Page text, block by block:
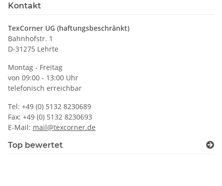
Kontakt
TexCorner UG (haftungsbeschränkt)
Bahnhofstr. 1
D-31275 Lehrte
Montag - Freitag
von 09:00 - 13:00 Uhr
telefonisch erreichbar
Tel: +49 (0) 5132 8230689
Fax: +49 (0) 5132 8230693
E-Mail: mail@texcorner.de
Top bewertet